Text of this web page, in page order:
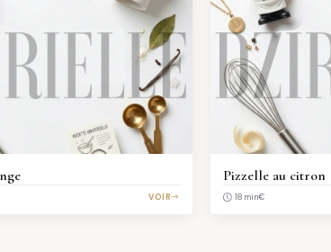
VOIR
Pizzelle au citron
18 min€